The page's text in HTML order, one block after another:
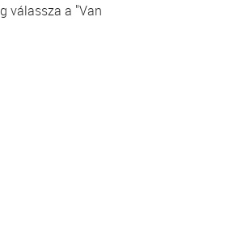
válassza a "Van